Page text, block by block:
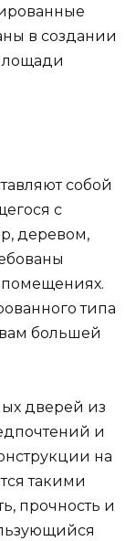
в создании
собой
с
деревом,
помещениях.
типа
большей
дверей из
и
на
такими
прочность и